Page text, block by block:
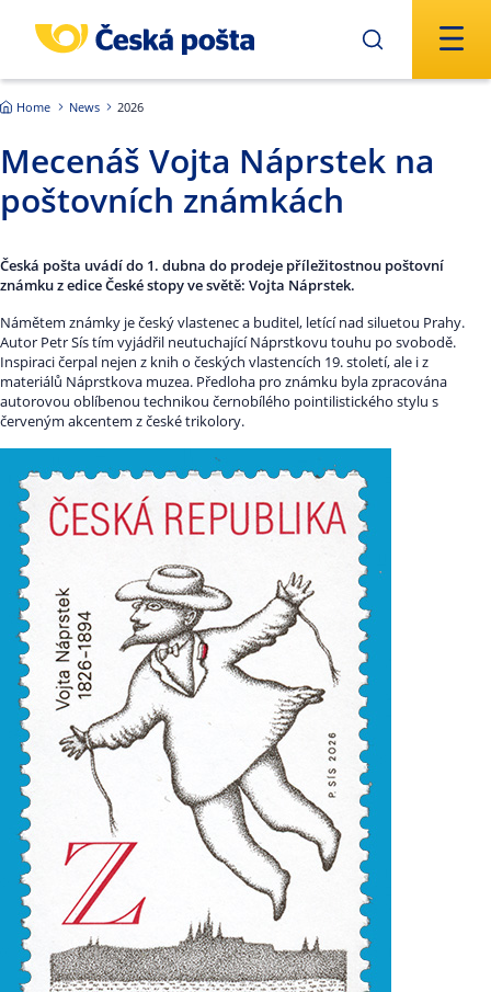
Home News 2026
Mecenáš Vojta Náprstek na
poštovních známkách
Česká pošta uvádí do 1. dubna do prodeje příležitostnou poštovní
známku z edice České stopy ve světě: Vojta Náprstek.
Námětem známky je český vlastenec a buditel, letící nad siluetou Prahy.
Autor Petr Sís tím vyjádřil neutuchající Náprstkovu touhu po svobodě.
Inspiraci čerpal nejen z knih o českých vlastencích 19. století, ale i z
materiálů Náprstkova muzea. Předloha pro známku byla zpracována
autorovou oblíbenou technikou černobílého pointilistického stylu s
červeným akcentem z české trikolory.